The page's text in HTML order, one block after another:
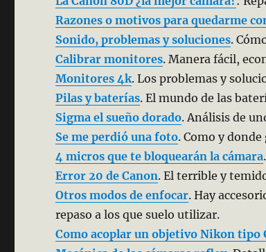
Razones o motivos para quedarme
Sonido, problemas y soluciones.
Calibrar monitores. Manera fácil,
Monitores 4k. Los problemas y
Pilas y baterías. El mundo de las
Sigma el sueño dorado. Análisis de
Se me perdió una foto. Como y
4 micros que te bloquearán la cámara
Error 20 de Canon. El terrible y
Otros modos de enfocar. Hay
repaso a los que suelo utilizar.
Como acoplar un objetivo Nikon tipo